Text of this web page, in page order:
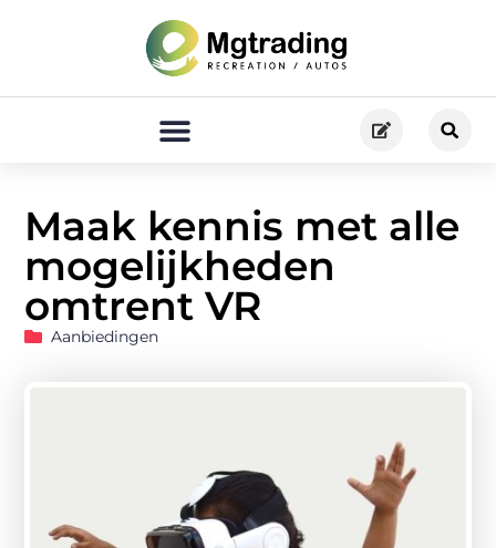
Maak kennis met alle
mogelijkheden
omtrent VR
Aanbiedingen